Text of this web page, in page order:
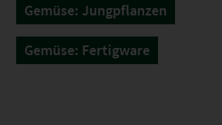
Gemüse: Jungpflanzen
Gemüse: Fertigware